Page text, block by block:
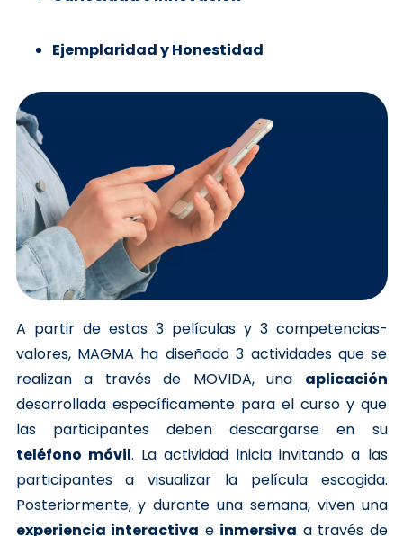
Ejemplaridad y Honestidad
A partir de estas 3 películas y 3 competencias-
valores, MAGMA ha diseñado 3 actividades que se
realizan a través de MOVIDA, una aplicación
desarrollada específicamente para el curso y que
las participantes deben descargarse en su
teléfono móvil. La actividad inicia invitando a las
participantes a visualizar la película escogida.
Posteriormente, y durante una semana, viven una
experiencia interactiva e inmersiva a través de